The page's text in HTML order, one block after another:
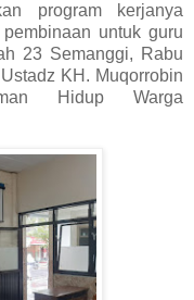
program kerjanya
untuk guru
23 Semanggi, Rabu
KH. Muqorrobin
Hidup Warga